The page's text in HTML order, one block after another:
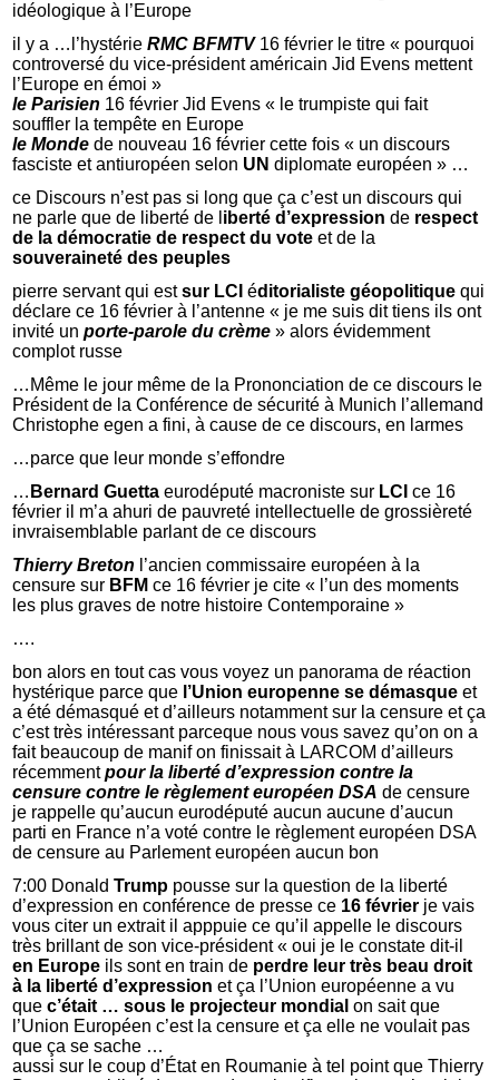
idéologique à l’Europe
il y a …l’hystérieRMC BFMTV16 février le titre « pourquoi
controversé du vice-président américain Jid Evens mettent
l’Europe en émoi »
le Parisien 16 février Jid Evens « le trumpiste qui fait
souffler la tempête en Europe
le Monde de nouveau 16 février cette fois « un discours
fasciste et antiuropéen selon UN diplomate européen » …
ce Discours n’est pas si long que ça c’est un discours qui
ne parle que de liberté de l iberté d’expression de respect
de la démocratie de respect du vote et de la
souveraineté des peuples
pierre servant qui estsur LCI éditorialiste géopolitique qui
déclare ce 16 février à l’antenne « je me suis dit tiens ils ont
invité unporte-parole du crème » alors évidemment
complot russe
…Même le jour même de la Prononciation de ce discours le
Président de la Conférence de sécurité à Munich l’allemand
Christophe egen a fini, à cause de ce discours, en larmes
…parce que leur monde s’effondre
… Bernard Guetta eurodéputé macroniste sur LCI ce 16
février il m’a ahuri de pauvreté intellectuelle de grossièreté
invraisemblable parlant de ce discours
Thierry Breton l’ancien commissaire européen à la
censure sur BFM ce 16 février je cite « l’un des moments
les plus graves de notre histoire Contemporaine »
….
bon alors en tout cas vous voyez un panorama de réaction
hystérique parce que l’Union europenne se démasque et
a été démasqué et d’ailleurs notamment sur la censure et ça
c’est très intéressant parceque nous vous savez qu’on on a
fait beaucoup de manif on finissait à LARCOM d’ailleurs
récemmentpour la liberté d’expression contre la
censure contre le règlement européen DSA de censure
je rappelle qu’aucun eurodéputé aucun aucune d’aucun
parti en France n’a voté contre le règlement européen DSA
de censure au Parlement européen aucun bon
7:00 DonaldTrump pousse sur la question de la liberté
d’expression en conférence de presse ce 16 février je vais
vous citer un extrait il apppuie ce qu’il appelle le discours
très brillant de son vice-président « oui je le constate dit-il
en Europe ils sont en train de perdre leur très beau droit
à la liberté d’expression et ça l’Union européenne a vu
quec’était … sous le projecteur mondial on sait que
l’Union Européen c’est la censure et ça elle ne voulait pas
que ça se sache …
aussi sur le coup d’État en Roumanie à tel point que Thierry